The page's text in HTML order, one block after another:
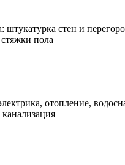
штукатурка стен и
пола
отопление,